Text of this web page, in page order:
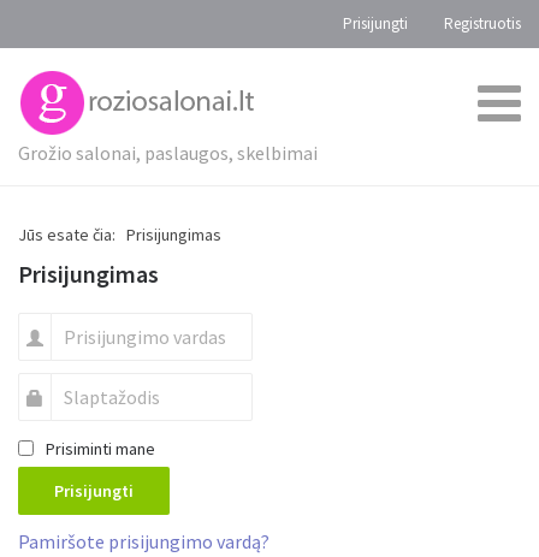
Prisijungti Registruotis
Grožio salonai, paslaugos, skelbimai
Jūs esate čia: Prisijungimas
Prisijungimas
Prisiminti mane
Prisijungti
Pamiršote prisijungimo vardą?